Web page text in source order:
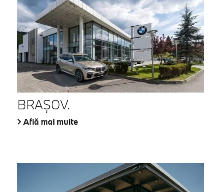
BRAŞOV.
Află mai multe